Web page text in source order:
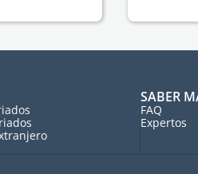
SABER
FAQ
Expertos